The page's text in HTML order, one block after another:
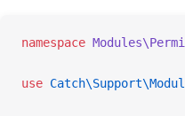
namespace
use